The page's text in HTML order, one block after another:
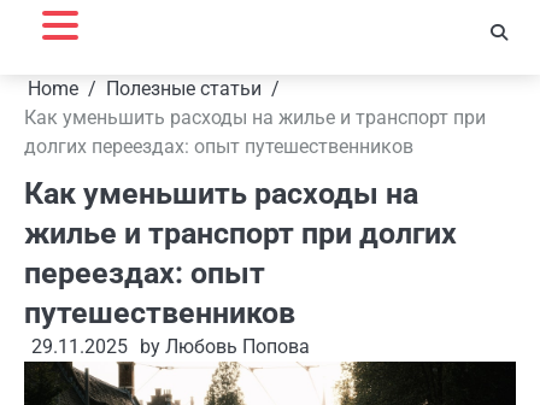
Home
Полезные статьи
Как уменьшить расходы на жилье и транспорт при
долгих переездах: опыт путешественников
Как уменьшить расходы на
жилье и транспорт при долгих
переездах: опыт
путешественников
29.11.2025 by Любовь Попова